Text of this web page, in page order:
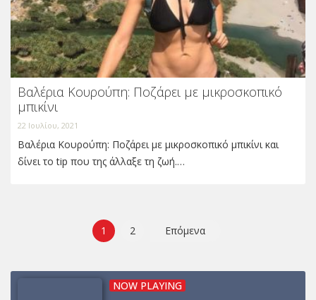
Βαλέρια Κουρούπη: Ποζάρει με μικροσκοπικό
μπικίνι
22 Ιουλίου, 2021
Βαλέρια Κουρούπη: Ποζάρει με μικροσκοπικό μπικίνι και
δίνει το tip που της άλλαξε τη ζωή.…
Σελιδοποίηση
1 2 Επόμενα
NOW PLAYING